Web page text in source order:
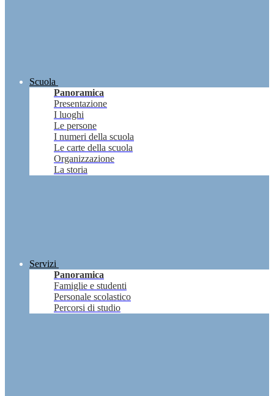
Scuola
Panoramica
Presentazione
I luoghi
Le persone
I numeri della scuola
Le carte della scuola
Organizzazione
La storia
Servizi
Panoramica
Famiglie e studenti
Personale scolastico
Percorsi di studio